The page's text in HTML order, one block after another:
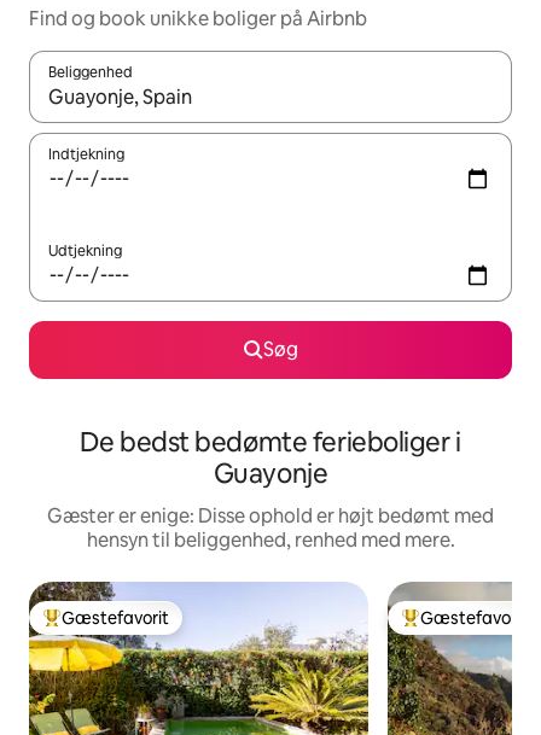
Find og book unikke boliger på Airbnb
Beliggenhed
Når resultaterne er tilgængelige, skal du navigere med
Indtjekning
Udtjekning
Søg
De bedst bedømte ferieboliger i
Guayonje
Gæster er enige: Disse ophold er højt bedømt med
hensyn til beliggenhed, renhed med mere.
Bedste gæstefavorit
Gæstefavorit Bedste
Gæstefavorit